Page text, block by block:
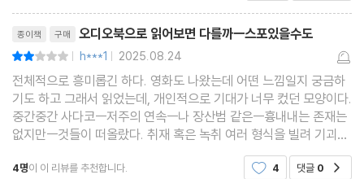
종이책 구매 오디오북으로 읽어보면 다를까ㅡ스포있을수도
| h***1 | 2025.08.24
전체적으로 흥미롭긴 하다. 영화도 나왔는데 어떤 느낌일지 궁금하
기도 하고 그래서 읽었는데, 개인적으로 기대가 너무 컸던 모양이다.
중간중간 사다코ㅡ저주의 연속ㅡ나 장산범 같은ㅡ흉내내는 존재는
없지만ㅡ것들이 떠올랐다. 취재 혹은 녹취 여러 형식을 빌려 기괴하
고 음산한 분위기를 몰아간다. 그런데 거기서 끝나는 느낌이다. 서술
형식이 일관되지 않아서 쉽게 읽히고, 질리지
4명이 이 리뷰를 추천합니다. 4 댓글 0